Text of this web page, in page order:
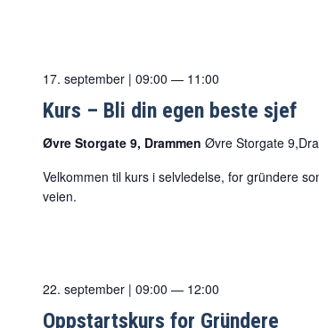
17. september | 09:00 — 11:00
Kurs – Bli din egen beste sjef
Øvre Storgate 9, Drammen Øvre Storgate
Velkommen til kurs i selvledelse, for gründere
veien.
22. september | 09:00 — 12:00
Oppstartskurs for Gründere